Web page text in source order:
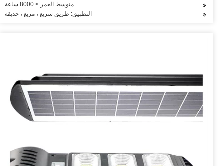
متوسط العمر:> 8000 ساعة
التطبيق: طريق سريع ، مربع ، حديقة